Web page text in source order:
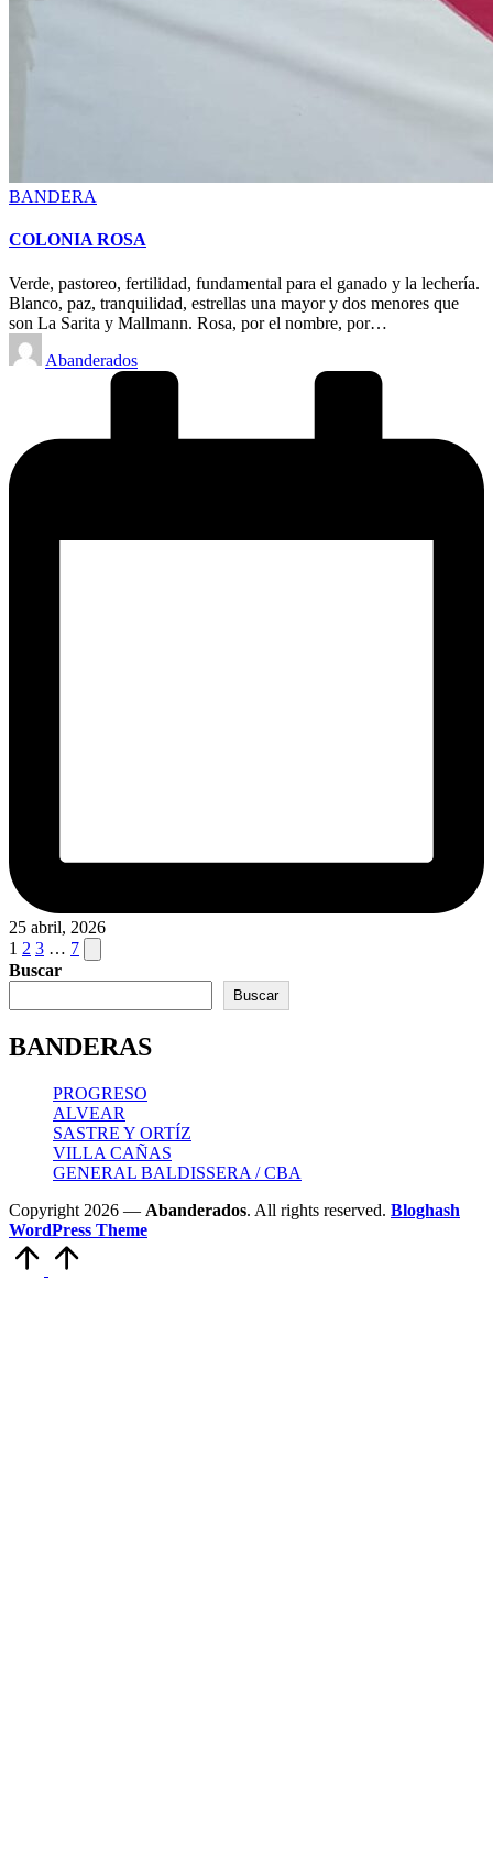
Posted
BANDERA
COLONIA ROSA
Verde, pastoreo, fertilidad, fundamental para el ganado y la lechería.
Blanco, paz, tranquilidad, estrellas una mayor y dos menores que
son La Sarita y Mallmann. Rosa, por el nombre, por…
Posted
by
Abanderados
25 abril, 2026
Paginación
de
entradas
1 2 3 … 7 Next
page
Buscar
Buscar
BANDERAS
PROGRESO
ALVEAR
SASTRE Y ORTÍZ
VILLA CAÑAS
GENERAL BALDISSERA / CBA
Copyright 2026 — Abanderados. All rights reserved. Bloghash
WordPress Theme